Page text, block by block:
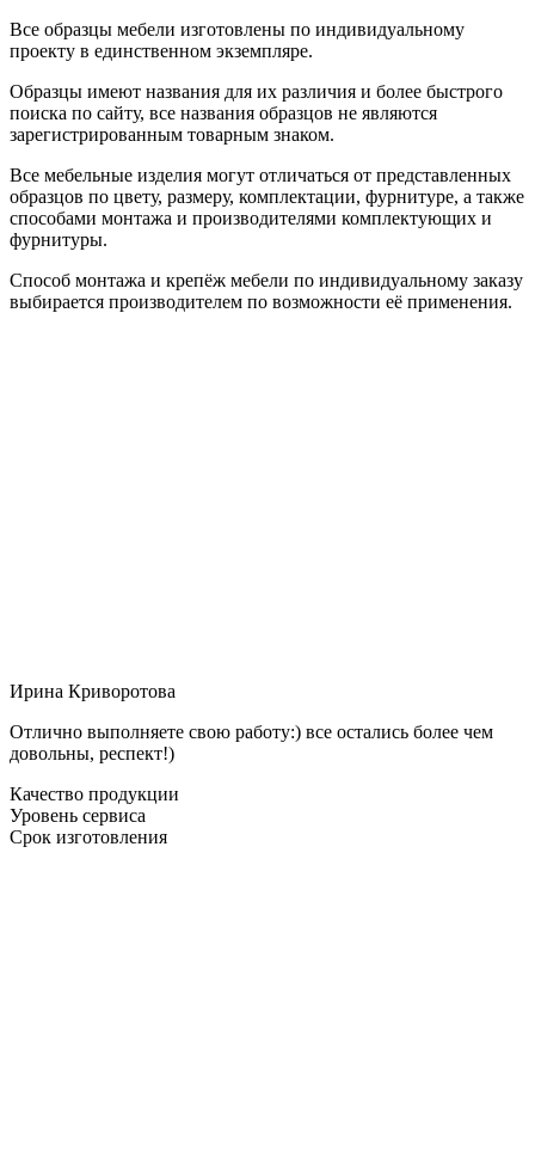
Все образцы мебели изготовлены по индивидуальному
проекту в единственном экземпляре.
Образцы имеют названия для их различия и более быстрого
поиска по сайту, все названия образцов не являются
зарегистрированным товарным знаком.
Все мебельные изделия могут отличаться от представленных
образцов по цвету, размеру, комплектации, фурнитуре, а также
способами монтажа и производителями комплектующих и
фурнитуры.
Способ монтажа и крепёж мебели по индивидуальному заказу
выбирается производителем по возможности её применения.
Ирина Криворотова
Отлично выполняете свою работу:) все остались более чем
довольны, респект!)
Качество продукции
Уровень сервиса
Срок изготовления